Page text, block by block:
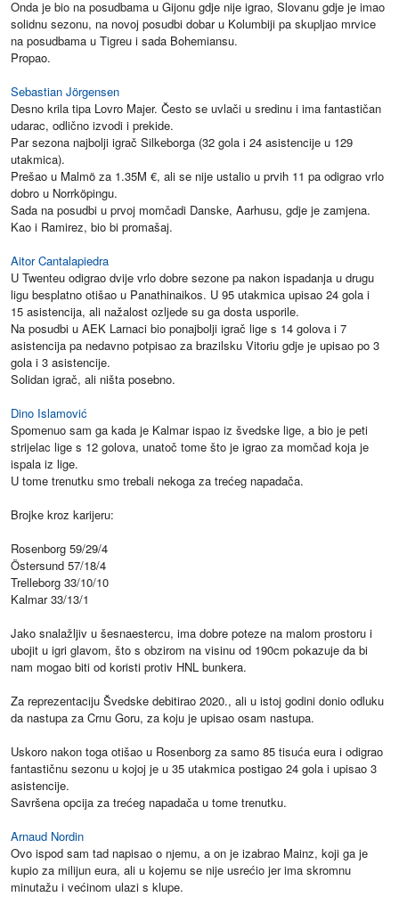
Onda je bio na posudbama u Gijonu gdje nije igrao, Slovanu gdje je imao
solidnu sezonu, na novoj posudbi dobar u Kolumbiji pa skupljao mrvice
na posudbama u Tigreu i sada Bohemiansu.
Propao.
Sebastian Jörgensen
Desno krila tipa Lovro Majer. Često se uvlači u sredinu i ima fantastičan
udarac, odlično izvodi i prekide.
Par sezona najbolji igrač Silkeborga (32 gola i 24 asistencije u 129
utakmica).
Prešao u Malmö za 1.35M €, ali se nije ustalio u prvih 11 pa odigrao vrlo
dobro u Norrköpingu.
Sada na posudbi u prvoj momčadi Danske, Aarhusu, gdje je zamjena.
Kao i Ramirez, bio bi promašaj.
Aitor Cantalapiedra
U Twenteu odigrao dvije vrlo dobre sezone pa nakon ispadanja u drugu
ligu besplatno otišao u Panathinaikos. U 95 utakmica upisao 24 gola i
15 asistencija, ali nažalost ozljede su ga dosta usporile.
Na posudbi u AEK Larnaci bio ponajbolji igrač lige s 14 golova i 7
asistencija pa nedavno potpisao za brazilsku Vitoriu gdje je upisao po 3
gola i 3 asistencije.
Solidan igrač, ali ništa posebno.
Dino Islamović
Spomenuo sam ga kada je Kalmar ispao iz švedske lige, a bio je peti
strijelac lige s 12 golova, unatoč tome što je igrao za momčad koja je
ispala iz lige.
U tome trenutku smo trebali nekoga za trećeg napadača.
Brojke kroz karijeru:
Rosenborg 59/29/4
Östersund 57/18/4
Trelleborg 33/10/10
Kalmar 33/13/1
Jako snalažljiv u šesnaestercu, ima dobre poteze na malom prostoru i
ubojit u igri glavom, što s obzirom na visinu od 190cm pokazuje da bi
nam mogao biti od koristi protiv HNL bunkera.
Za reprezentaciju Švedske debitirao 2020., ali u istoj godini donio odluku
da nastupa za Crnu Goru, za koju je upisao osam nastupa.
Uskoro nakon toga otišao u Rosenborg za samo 85 tisuća eura i odigrao
fantastičnu sezonu u kojoj je u 35 utakmica postigao 24 gola i upisao 3
asistencije.
Savršena opcija za trećeg napadača u tome trenutku.
Arnaud Nordin
Ovo ispod sam tad napisao o njemu, a on je izabrao Mainz, koji ga je
kupio za milijun eura, ali u kojemu se nije usrećio jer ima skromnu
minutažu i većinom ulazi s klupe.